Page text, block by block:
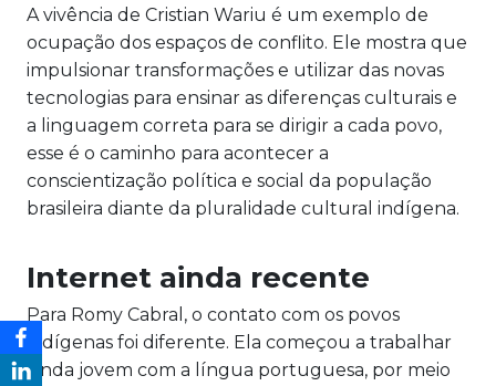
A vivência de Cristian Wariu é um exemplo de
ocupação dos espaços de conflito. Ele mostra que
impulsionar transformações e utilizar das novas
tecnologias para ensinar as diferenças culturais e
a linguagem correta para se dirigir a cada povo,
esse é o caminho para acontecer a
conscientização política e social da população
brasileira diante da pluralidade cultural indígena.
Internet ainda recente
Para Romy Cabral, o contato com os povos
indígenas foi diferente. Ela começou a trabalhar
ainda jovem com a língua portuguesa, por meio